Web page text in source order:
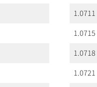
1.0711
1.0715
1.0718
1.0721